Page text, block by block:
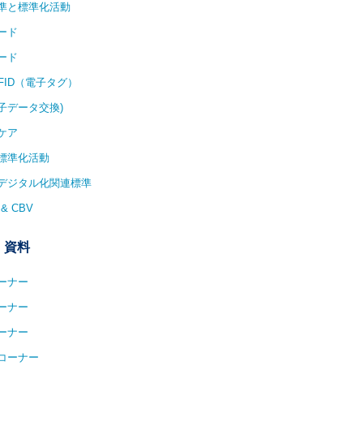
と標準化活動
ド
ド
（電子タグ）
データ交換)
ア
準化活動
ジタル化関連標準
CBV
資料
ナー
ナー
ナー
ーナー